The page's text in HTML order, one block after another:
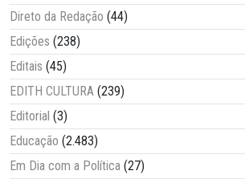
Direto da Redação (44)
Edições (238)
Editais (45)
EDITH CULTURA (239)
Editorial (3)
Educação (2.483)
Em Dia com a Política (27)